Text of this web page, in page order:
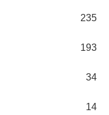
235
193
34
14